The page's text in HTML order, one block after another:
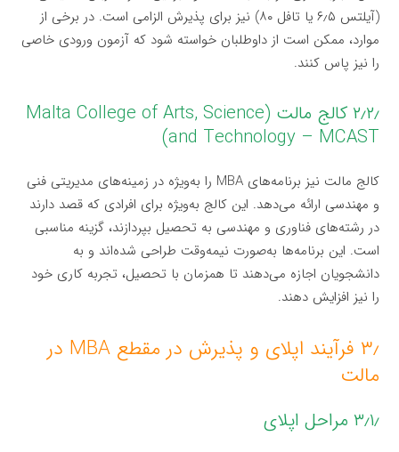
(آیلتس ۶٫۵ یا تافل ۸۰) نیز برای پذیرش الزامی است. در برخی از
موارد، ممکن است از داوطلبان خواسته شود که آزمون ورودی خاصی
را نیز پاس کنند.
۲٫۲٫ کالج مالت (Malta College of Arts, Science
and Technology – MCAST)
کالج مالت نیز برنامه‌های MBA را به‌ویژه در زمینه‌های مدیریتی فنی
و مهندسی ارائه می‌دهد. این کالج به‌ویژه برای افرادی که قصد دارند
در رشته‌های فناوری و مهندسی به تحصیل بپردازند، گزینه مناسبی
است. این برنامه‌ها به‌صورت نیمه‌وقت طراحی شده‌اند و به
دانشجویان اجازه می‌دهند تا همزمان با تحصیل، تجربه کاری خود
را نیز افزایش دهند.
۳٫ فرآیند اپلای و پذیرش در مقطع MBA در
مالت
۳٫۱٫ مراحل اپلای